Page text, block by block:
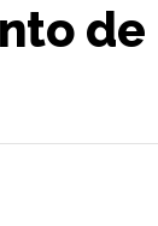
de